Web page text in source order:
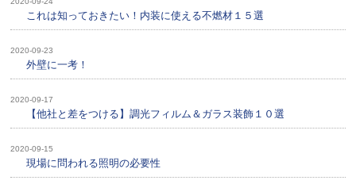
これは知っておきたい！内装に使える不燃材１５選
2020-09-23
外壁に一考！
2020-09-17
【他社と差をつける】調光フィルム＆ガラス装飾１０選
2020-09-15
現場に問われる照明の必要性